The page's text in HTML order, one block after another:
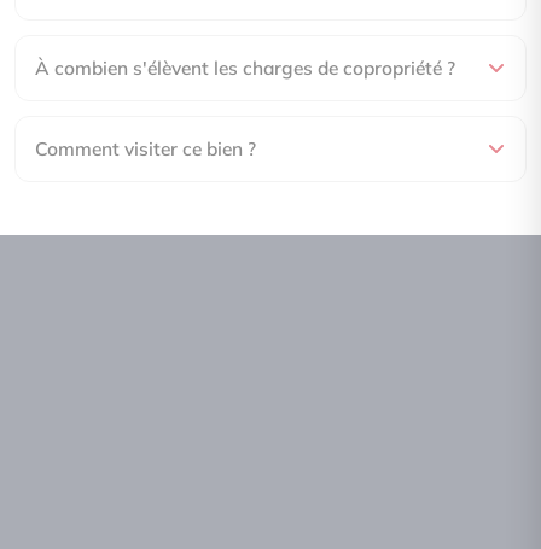
À combien s'élèvent les charges de copropriété ?
Comment visiter ce bien ?